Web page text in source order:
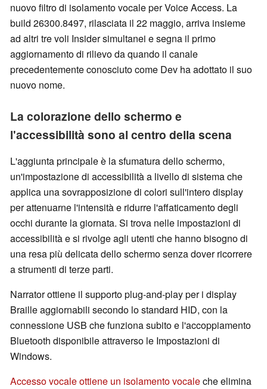
nuovo filtro di isolamento vocale per Voice Access. La
build 26300.8497, rilasciata il 22 maggio, arriva insieme
ad altri tre voli Insider simultanei e segna il primo
aggiornamento di rilievo da quando il canale
precedentemente conosciuto come Dev ha adottato il suo
nuovo nome.
La colorazione dello schermo e
l'accessibilità sono al centro della scena
L'aggiunta principale è la sfumatura dello schermo,
un'impostazione di accessibilità a livello di sistema che
applica una sovrapposizione di colori sull'intero display
per attenuarne l'intensità e ridurre l'affaticamento degli
occhi durante la giornata. Si trova nelle impostazioni di
accessibilità e si rivolge agli utenti che hanno bisogno di
una resa più delicata dello schermo senza dover ricorrere
a strumenti di terze parti.
Narrator ottiene il supporto plug-and-play per i display
Braille aggiornabili secondo lo standard HID, con la
connessione USB che funziona subito e l'accoppiamento
Bluetooth disponibile attraverso le Impostazioni di
Windows.
Accesso vocale ottiene un isolamento vocaleche elimina